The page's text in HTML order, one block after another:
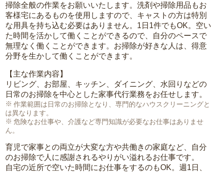
掃除全般の作業をお願いいたします。洗剤や掃除用品もお
客様宅にあるものを使用しますので、キャストの方は特別
な用具を持ち込む必要はありません。1日1件でもOK。空い
た時間を活かして働くことができるので、自分のペースで
無理なく働くことができます。お掃除が好きな人は、得意
分野を生かして働くことができます。
【主な作業内容】
リビング、お部屋、キッチン、ダイニング、水回りなどの
日常のお掃除を中心とした家事代行業務をお任せします。
作業範囲は日常のお掃除となり、専門的なハウスクリーニングと
は異なります。
危険なお仕事や、介護など専門知識が必要なお仕事はありませ
ん。
育児で家事との両立が大変な方や共働きの家庭など、自分
のお掃除で人に感謝されるやりがい溢れるお仕事です。
自宅の近所で空いた時間にお仕事をするのもOK。週1日、